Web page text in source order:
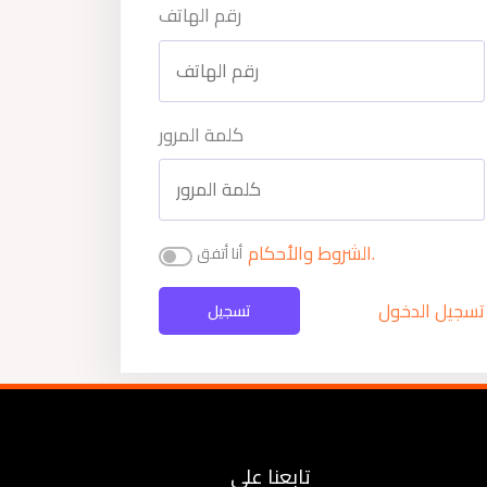
رقم الهاتف
كلمة المرور
أنا أتفق الشروط والأحكام.
تسجيل تسجيل الدخول
تابعنا على